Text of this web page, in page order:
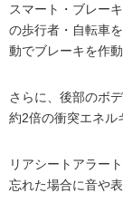
スマート・ブレー
の歩行者・自転車
動でブレーキを作
さらに、後部のボ
約2倍の衝突エネル
リアシートアラー
忘れた場合に音や